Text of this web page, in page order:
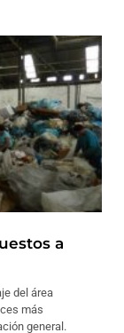
a
del área
más
general.